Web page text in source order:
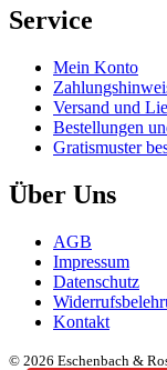
Service
Mein Konto
Versand und
Bestellungen
Gratismuster
Über Uns
AGB
Impressum
Datenschutz
Kontakt
© 2026 Eschenbach &